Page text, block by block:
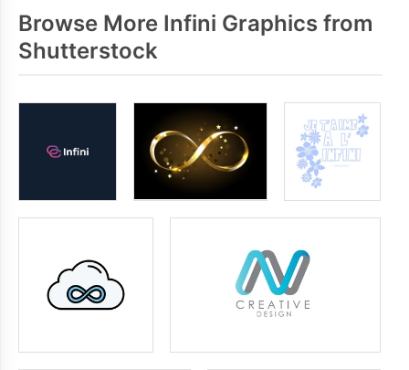
Browse More Infini Graphics from
Shutterstock